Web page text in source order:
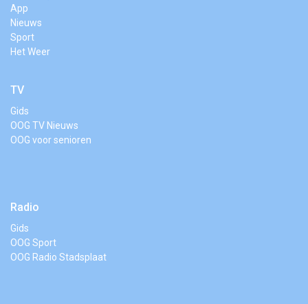
App
Nieuws
Sport
Het Weer
TV
Gids
OOG TV Nieuws
OOG voor senioren
Radio
Gids
OOG Sport
OOG Radio Stadsplaat